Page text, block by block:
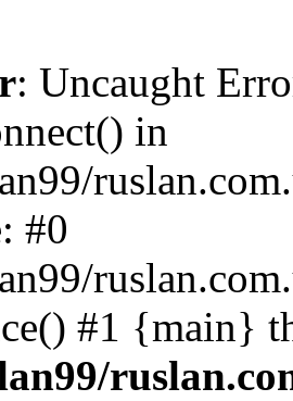
: Uncaught
in
#0
#1 {main}